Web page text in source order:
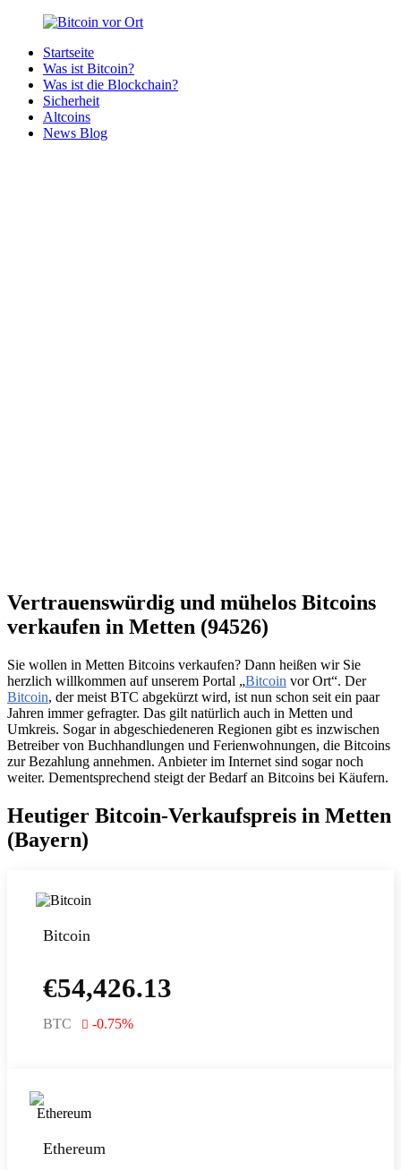
Zurück
Inhalt
Bitcoin
Bitcoins
deiner
Region
Startseite
Was ist Bitcoin?
Was ist die Blockchain?
Sicherheit
Altcoins
News Blog
Vertrauenswürdig und mühelos Bitcoins
verkaufen in Metten (94526)
Sie wollen in Metten Bitcoins verkaufen? Dann heißen wir Sie
herzlich willkommen auf unserem Portal „Bitcoin vor Ort“. Der
Bitcoin, der meist BTC abgekürzt wird, ist nun schon seit ein paar
Jahren immer gefragter. Das gilt natürlich auch in Metten und
Umkreis. Sogar in abgeschiedeneren Regionen gibt es inzwischen
Betreiber von Buchhandlungen und Ferienwohnungen, die Bitcoins
zur Bezahlung annehmen. Anbieter im Internet sind sogar noch
weiter. Dementsprechend steigt der Bedarf an Bitcoins bei Käufern.
Heutiger Bitcoin-Verkaufspreis in Metten
(Bayern)
Bitcoin
€54,426.13
BTC -0.75%
Ethereum